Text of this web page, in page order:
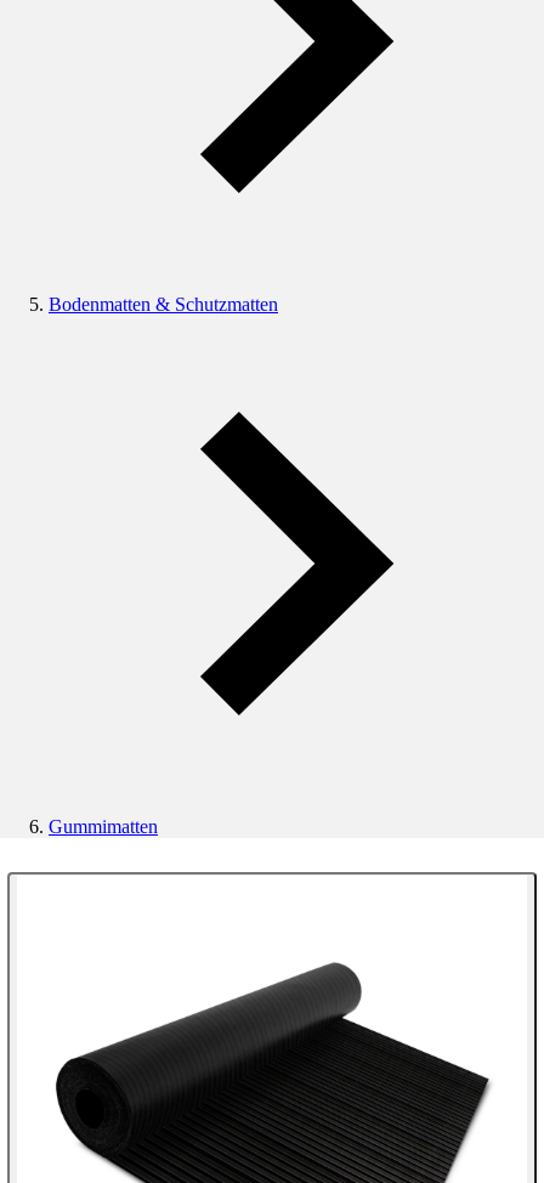
Bodenmatten & Schutzmatten
Gummimatten